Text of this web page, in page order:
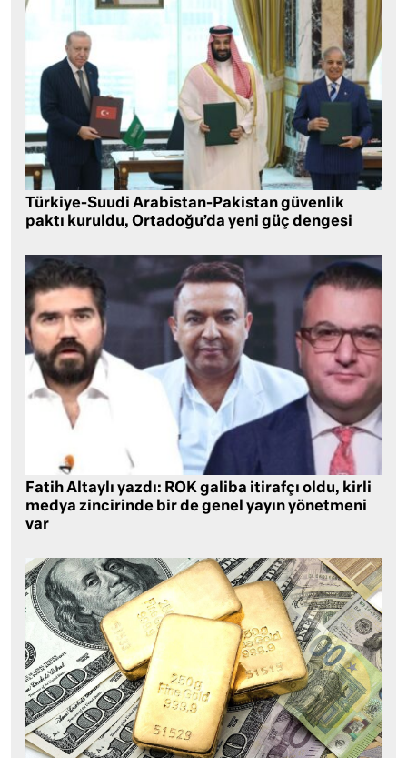
Türkiye-Suudi Arabistan-Pakistan güvenlik
paktı kuruldu, Ortadoğu’da yeni güç dengesi
Fatih Altaylı yazdı: ROK galiba itirafçı oldu, kirli
medya zincirinde bir de genel yayın yönetmeni
var